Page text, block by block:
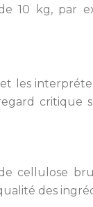
10 kg, par
et les
critique
cellulose
des